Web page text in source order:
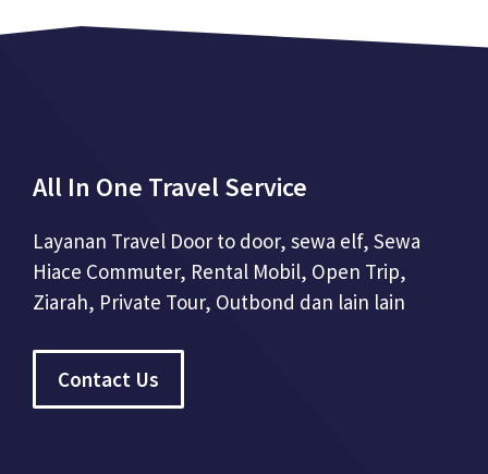
All In One Travel Service
Layanan Travel Door to door, sewa elf, Sewa
Hiace Commuter, Rental Mobil, Open Trip,
Ziarah, Private Tour, Outbond dan lain lain
Contact Us